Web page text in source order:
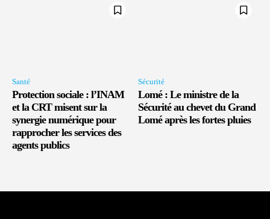
Santé
Protection sociale : l’INAM
et la CRT misent sur la
synergie numérique pour
rapprocher les services des
agents publics
Sécurité
Lomé : Le ministre de la
Sécurité au chevet du Grand
Lomé après les fortes pluies